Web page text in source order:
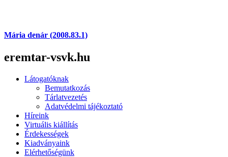
Mária denár (2008.83.1)
eremtar-vsvk.hu
Látogatóknak
Bemutatkozás
Tárlatvezetés
Adatvédelmi tájékoztató
Híreink
Virtuális kiállítás
Érdekességek
Kiadványaink
Elérhetőségünk